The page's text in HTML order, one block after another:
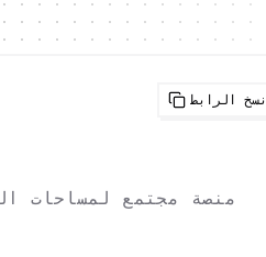
نسخ الرابط
منصة مجتمع لمساحات